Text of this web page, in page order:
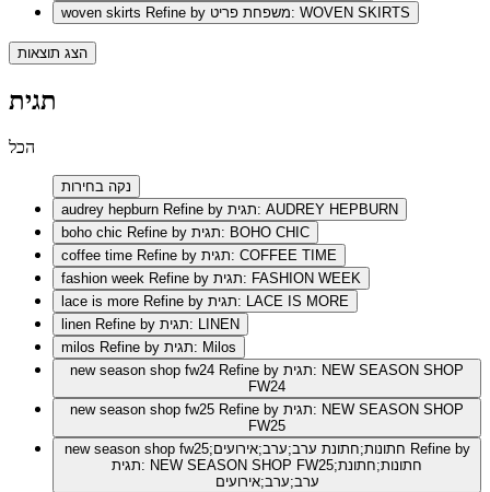
woven skirts
Refine by משפחת פריט: WOVEN SKIRTS
הצג תוצאות
תגית
הכל
נקה בחירות
audrey hepburn
Refine by תגית: AUDREY HEPBURN
boho chic
Refine by תגית: BOHO CHIC
coffee time
Refine by תגית: COFFEE TIME
fashion week
Refine by תגית: FASHION WEEK
lace is more
Refine by תגית: LACE IS MORE
linen
Refine by תגית: LINEN
milos
Refine by תגית: Milos
new season shop fw24 Refine by תגית: NEW SEASON SHOP
FW24
new season shop fw25 Refine by תגית: NEW SEASON SHOP
FW25
Refine by
תגית: NEW SEASON SHOP FW25;חתונות;חתונת
ערב;ערב;אירועים